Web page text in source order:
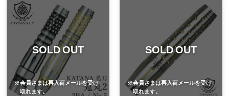
SOLD OUT
※会員さまは再入荷メールを受け
取れます。
SOLD OUT
※会員さまは再入荷メールを受け
取れます。